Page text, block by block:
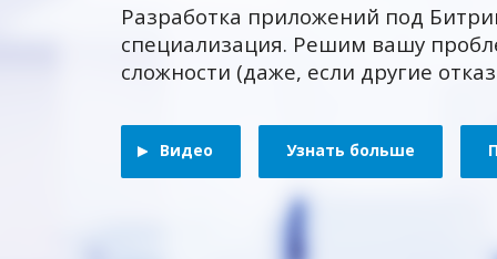
Разработка приложений под
специализация. Решим вашу
сложности (даже, если другие
Видео Узнать больше